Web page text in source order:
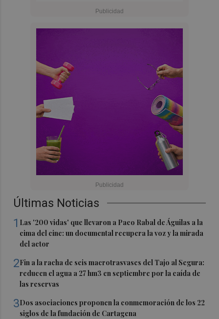
Últimas Noticias
1 Las '200 vidas' que llevaron a Paco Rabal de Águilas a la
cima del cine: un documental recupera la voz y la mirada
del actor
2Fin a la racha de seis macrotrasvases del Tajo al Segura:
reducen el agua a 27 hm3 en septiembre por la caída de
las reservas
3Dos asociaciones proponen la conmemoración de los 22
siglos de la fundación de Cartagena